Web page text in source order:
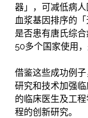
器」，可减低病
血浆基因排序的
是否患有唐氏综
50多个国家使用
借鉴这些成功例
研究和技术加强
的临床医生及工
程的创新研究。